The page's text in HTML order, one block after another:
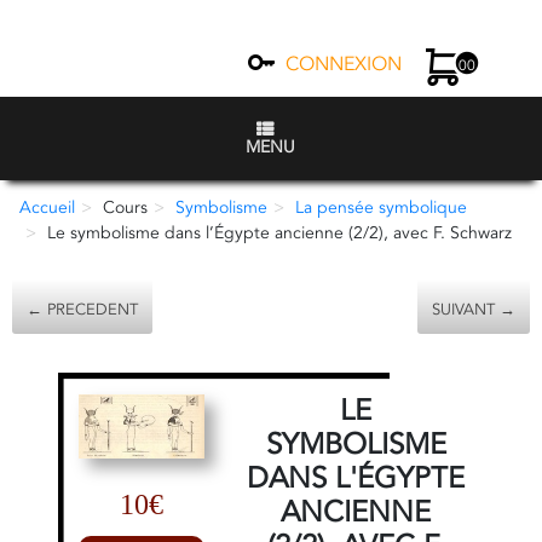
CONNEXION 00
MENU
Accueil Cours Symbolisme
La pensée symbolique
Le symbolisme dans l’Égypte ancienne (2/2), avec F. Schwarz
← PRECEDENT SUIVANT →
10€
LE
SYMBOLISME
DANS L'ÉGYPTE
ANCIENNE